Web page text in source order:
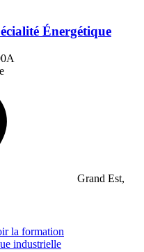
Énergétique
Grand Est,
la formation
industrielle